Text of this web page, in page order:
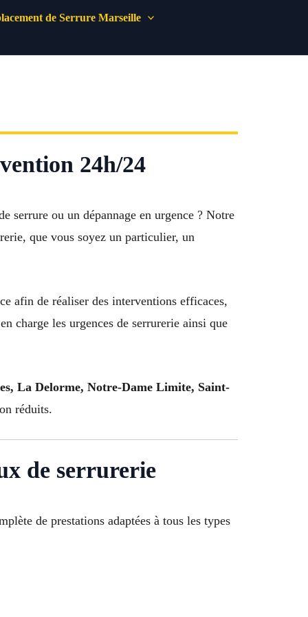
de Serrure Marseille
24h/24
serrure ou un dépannage en urgence ? Notre
que vous soyez un particulier, un
afin de réaliser des interventions efficaces,
charge les urgences de serrurerie ainsi que
La Delorme, Notre-Dame Limite, Saint-
réduits.
de serrurerie
de prestations adaptées à tous les types